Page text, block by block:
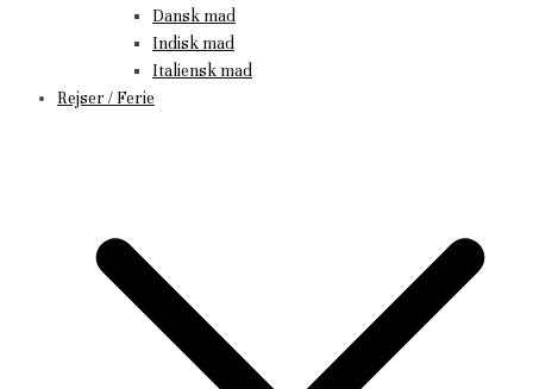
Dansk mad
Indisk mad
Italiensk mad
Rejser / Ferie